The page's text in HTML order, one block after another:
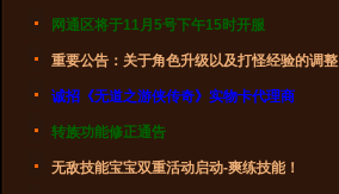
网通区将于11月5号下午15时开服
重要公告：关于角色升级以及打怪经验的调整
诚招《无道之游侠传奇》实物卡代理商
转族功能修正通告
无敌技能宝宝双重活动启动-爽练技能！